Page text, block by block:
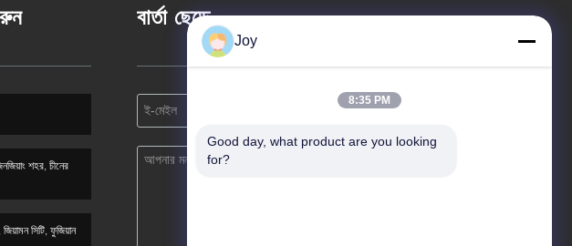
শহর, চীনের
সিটি, ফুজিয়ান
বার্তা ছেড়ে
Joy
8:35 PM
Good day, what product are you looking
for?